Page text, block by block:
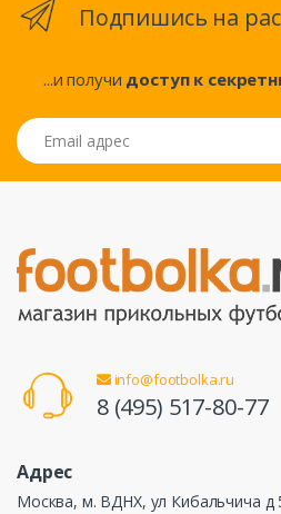
Подпишись на
...и получи доступ к
Email адрес
info@footbolka.ru
8 (495) 517-80-77
Адрес
Москва, м. ВДНХ, ул Кибальчича д